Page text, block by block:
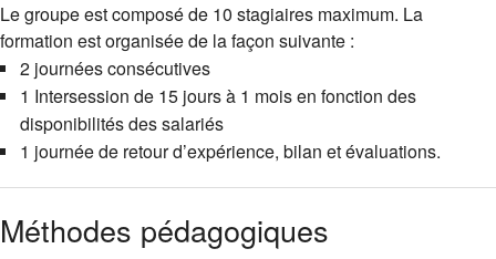
Le groupe est composé de 10 stagiaires maximum. La
formation est organisée de la façon suivante :
2 journées consécutives
1 Intersession de 15 jours à 1 mois en fonction des
disponibilités des salariés
1 journée de retour d’expérience, bilan et évaluations.
Méthodes pédagogiques